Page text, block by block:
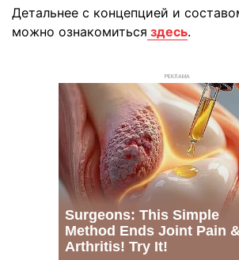
Детальнее с концепцией и
можно ознакомиться здесь.
РЕКЛАМА